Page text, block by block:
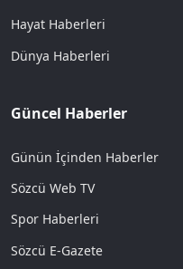
Hayat Haberleri
Dünya Haberleri
Güncel Haberler
Günün İçinden Haberler
Sözcü Web TV
Spor Haberleri
Sözcü E-Gazete